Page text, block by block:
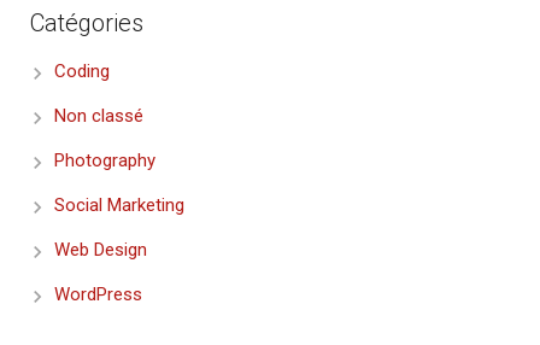
Catégories
Coding
Non classé
Photography
Social Marketing
Web Design
WordPress